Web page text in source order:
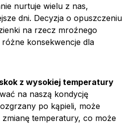
nurtuje wielu z nas,
dni. Decyzja o opuszczeniu
na rzecz mroźnego
konsekwencje dla
skok z wysokiej temperatury
na naszą kondycję
po kąpieli, może
zmianę temperatury, co może